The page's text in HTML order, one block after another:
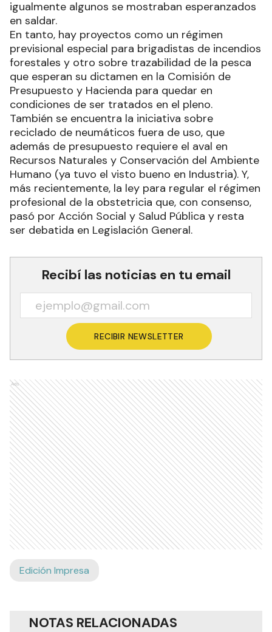
igualmente algunos se mostraban esperanzados
en saldar.
En tanto, hay proyectos como un régimen
previsional especial para brigadistas de incendios
forestales y otro sobre trazabilidad de la pesca
que esperan su dictamen en la Comisión de
Presupuesto y Hacienda para quedar en
condiciones de ser tratados en el pleno.
También se encuentra la iniciativa sobre
reciclado de neumáticos fuera de uso, que
además de presupuesto requiere el aval en
Recursos Naturales y Conservación del Ambiente
Humano (ya tuvo el visto bueno en Industria). Y,
más recientemente, la ley para regular el régimen
profesional de la obstetricia que, con consenso,
pasó por Acción Social y Salud Pública y resta
ser debatida en Legislación General.
Recibí las noticias en tu email
RECIBIR NEWSLETTER
Ads
Edición Impresa
NOTAS RELACIONADAS